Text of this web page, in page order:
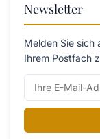
Newsletter
Melden Sie sich
Ihrem Postfach